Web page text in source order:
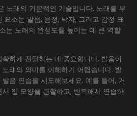
노래의 기본적인 기술입니다. 노래를 부
요소는 발음, 음정, 박자, 그리고 감정 표
는 노래의 완성도를 높이는 데 큰 역할
하게 전달하는 데 중요합니다. 발음이
래의 의미를 이해하기 어렵습니다. 발
음 연습을 시도해보세요. 예를 들어, 거
입 모양을 관찰하고, 반복해서 연습하